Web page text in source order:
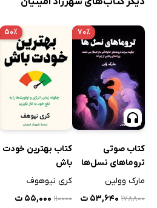
۷۰٪
کتاب صوتی
تروماهای نسل‌ها
مارک وولین
۱۷۸۸۰۰ ۵۳,۶۴۰ ت
۵۰٪
کتاب بهترین خودت
باش
کری نیوهوف
۱۱۰۰۰۰ ۵۵,۰۰۰ ت